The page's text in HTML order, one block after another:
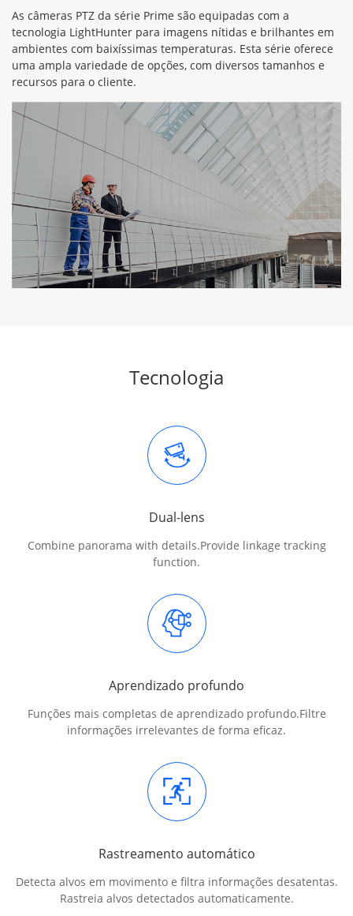
As câmeras PTZ da série Prime são equipadas com a
tecnologia LightHunter para imagens nítidas e brilhantes em
ambientes com baixíssimas temperaturas. Esta série oferece
uma ampla variedade de opções, com diversos tamanhos e
recursos para o cliente.
Tecnologia
Dual-lens
Combine panorama with details.Provide linkage tracking
function.
Aprendizado profundo
Funções mais completas de aprendizado profundo.Filtre
informações irrelevantes de forma eficaz.
Rastreamento automático
Detecta alvos em movimento e filtra informações desatentas.
Rastreia alvos detectados automaticamente.